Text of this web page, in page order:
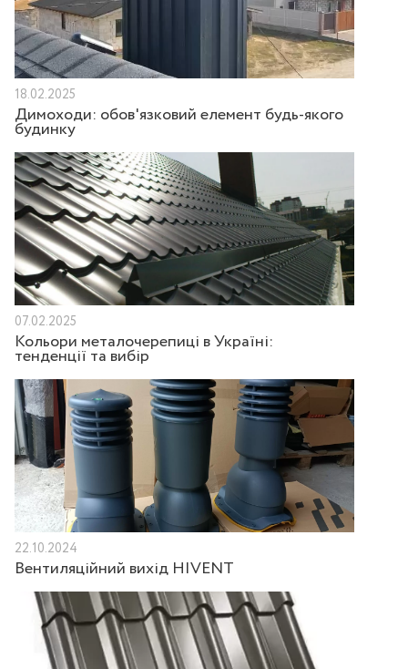
18.02.2025
Димоходи: обов'язковий елемент будь-якого
будинку
07.02.2025
Кольори металочерепиці в Україні:
тенденції та вибір
22.10.2024
Вентиляційний вихід HIVENT